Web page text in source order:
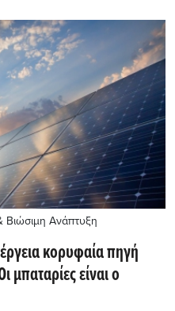
Βιώσιμη Ανάπτυξη
κορυφαία πηγή
μπαταρίες είναι ο